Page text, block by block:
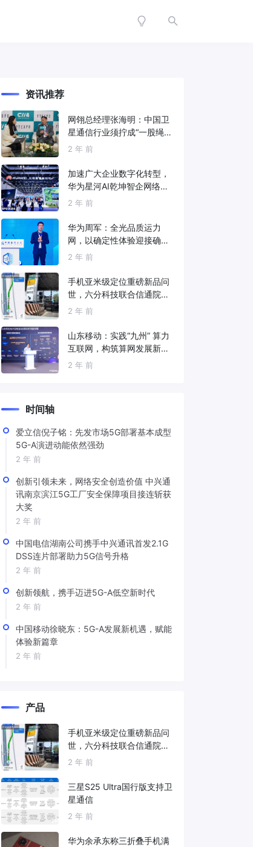
资讯推荐
网翎总经理张海明：中国卫
星通信行业须拧成“一股绳”
共同打造垂直产业链
2 年 前
加速广大企业数字化转型，
华为星河AI乾坤智企网络解
决方案亮相2024中国国际信
2 年 前
华为周军：全光品质运力
网，以确定性体验迎接确定
性的智能时代
2 年 前
手机亚米级定位重磅新品问
世，六分科技联合信通院发
布免费服务
2 年 前
山东移动：实践“九州” 算力
互联网，构筑算网发展新底
座
2 年 前
时间轴
爱立信倪子铭：先发市场5G部署基本成型
5G-A演进动能依然强劲
2 年 前
创新引领未来，网络安全创造价值 中兴通
讯南京滨江5G工厂安全保障项目接连斩获
大奖
2 年 前
中国电信湖南公司携手中兴通讯首发2.1G
DSS连片部署助力5G信号升格
2 年 前
创新领航，携手迈进5G-A低空新时代
2 年 前
中国移动徐晓东：5G-A发展新机遇，赋能
体验新篇章
2 年 前
产品
手机亚米级定位重磅新品问
世，六分科技联合信通院发
布免费服务
2 年 前
三星S25 Ultra国行版支持卫
星通信
2 年 前
华为余承东称三折叠手机满